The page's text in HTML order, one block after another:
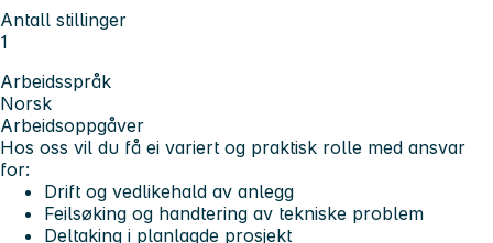
Antall stillinger
1
Arbeidsspråk
Norsk
Arbeidsoppgåver
Hos oss vil du få ei variert og praktisk rolle med ansvar
for:
Drift og vedlikehald av anlegg
Feilsøking og handtering av tekniske problem
Deltaking i planlagde prosjekt